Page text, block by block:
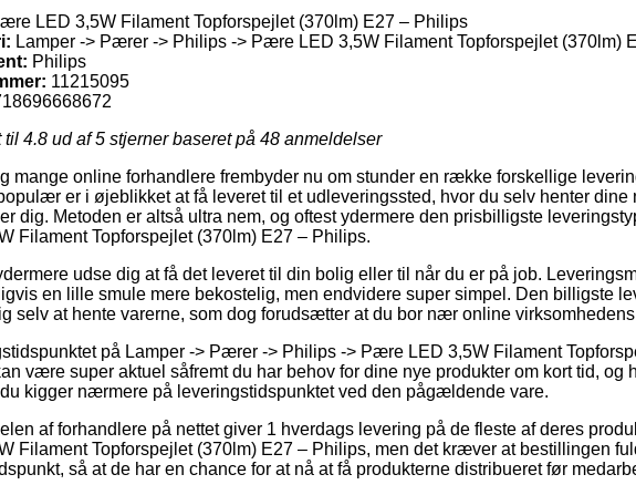
LED 3,5W Filament Topforspejlet (370lm) E27 – Philips
Lamper -> Pærer -> Philips -> Pære LED 3,5W Filament Topforspejlet (370lm)
Philips
11215095
til 4.8 ud af 5 stjerner baseret på 48 anmeldelser
mange online forhandlere frembyder nu om stunder en række forskellige
er i øjeblikket at få leveret til et udleveringssted, hvor du selv henter dine
dig. Metoden er altså ultra nem, og oftest ydermere den prisbilligste
Filament Topforspejlet (370lm) E27 – Philips.
udse dig at få det leveret til din bolig eller til når du er på job.
en lille smule mere bekostelig, men endvidere super simpel. Den billigste
selv at hente varerne, som dog forudsætter at du bor nær online
på Lamper -> Pærer -> Philips -> Pære LED 3,5W Filament
være super aktuel såfremt du har behov for dine nye produkter om kort tid, og
kigger nærmere på leveringstidspunktet ved den pågældende vare.
af forhandlere på nettet giver 1 hverdags levering på de fleste af deres
Filament Topforspejlet (370lm) E27 – Philips, men det kræver at bestillingen
så at de har en chance for at nå at få produkterne distribueret før